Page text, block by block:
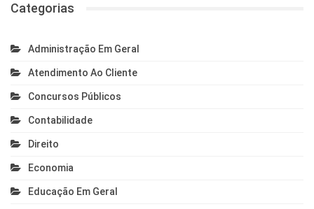
Categorias
Administração Em Geral
Atendimento Ao Cliente
Concursos Públicos
Contabilidade
Direito
Economia
Educação Em Geral